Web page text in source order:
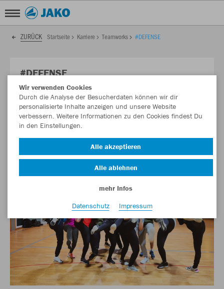
ZURÜCK Startseite Karriere Teamworks #DEFENSE
#DEFENSE
Sich verteidigen können: JAKO Team beim
Selbstverteidigungskurs
Wir verwenden Cookies
Durch die Analyse der Besucherdaten können wir dir
personalisierte Inhalte anzeigen und unsere Website
verbessern. Weitere Informationen zu den Cookies findest Du
in den Einstellungen.
Alle akzeptieren
Alle ablehnen
mehr Infos
Datenschutz
Impressum